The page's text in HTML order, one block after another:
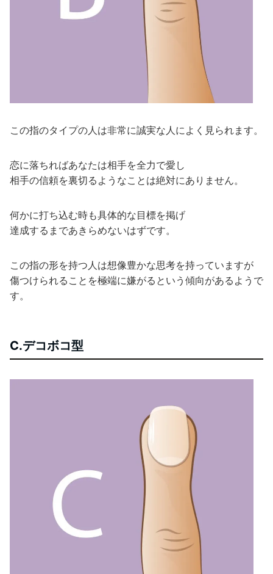
この指のタイプの人は非常に誠実な人によく見られます。
恋に落ちればあなたは相手を全力で愛し
相手の信頼を裏切るようなことは絶対にありません。
何かに打ち込む時も具体的な目標を掲げ
達成するまであきらめないはずです。
この指の形を持つ人は想像豊かな思考を持っていますが
傷つけられることを極端に嫌がるという傾向があるようで
す。
C.デコボコ型